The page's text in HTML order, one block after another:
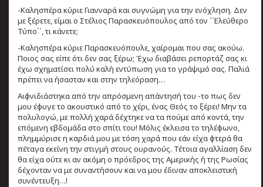
-Καλησπέρα κύριε Γιανναρά και συγνώμη για την ενόχληση. Δεν
με ξέρετε, είμαι ο Στέλιος Παρασκευόπουλος από τον ΄΄Ελεύθερο
Τύπο΄΄, τι κάνετε;
-Καλησπέρα κύριε Παρασκευόπουλε, χαίρομαι που σας ακούω.
Ποιος σας είπε ότι δεν σας ξέρω; Έχω διαβάσει ρεπορτάζ σας κι
έχω σχηματίσει πολύ καλή εντύπωση για το γράψιμό σας. Παλιά
πρέπει να ήσασταν και στην τηλεόραση…
Αιφνιδιάστηκα από την απρόσμενη απάντησή του -το πως δεν
μου έφυγε το ακουστικό από το χέρι, ένας Θεός το ξέρει! Μην τα
πολυλογώ, με πολλή χαρά δέχτηκε να τα πούμε από κοντά, την
επόμενη εβδομάδα στο σπίτι του! Μόλις έκλεισα το τηλέφωνο,
πλημμύρισε η καρδιά μου με τόση χαρά που εάν είχα φτερά θα
πέταγα εκείνη την στιγμή στους ουρανούς. Τέτοια αγαλλίαση δεν
θα είχα ούτε κι αν ακόμη ο πρόεδρος της Αμερικής ή της Ρωσίας
δέχονταν να με συναντήσουν και να μου έδιναν αποκλειστική
συνέντευξη…!